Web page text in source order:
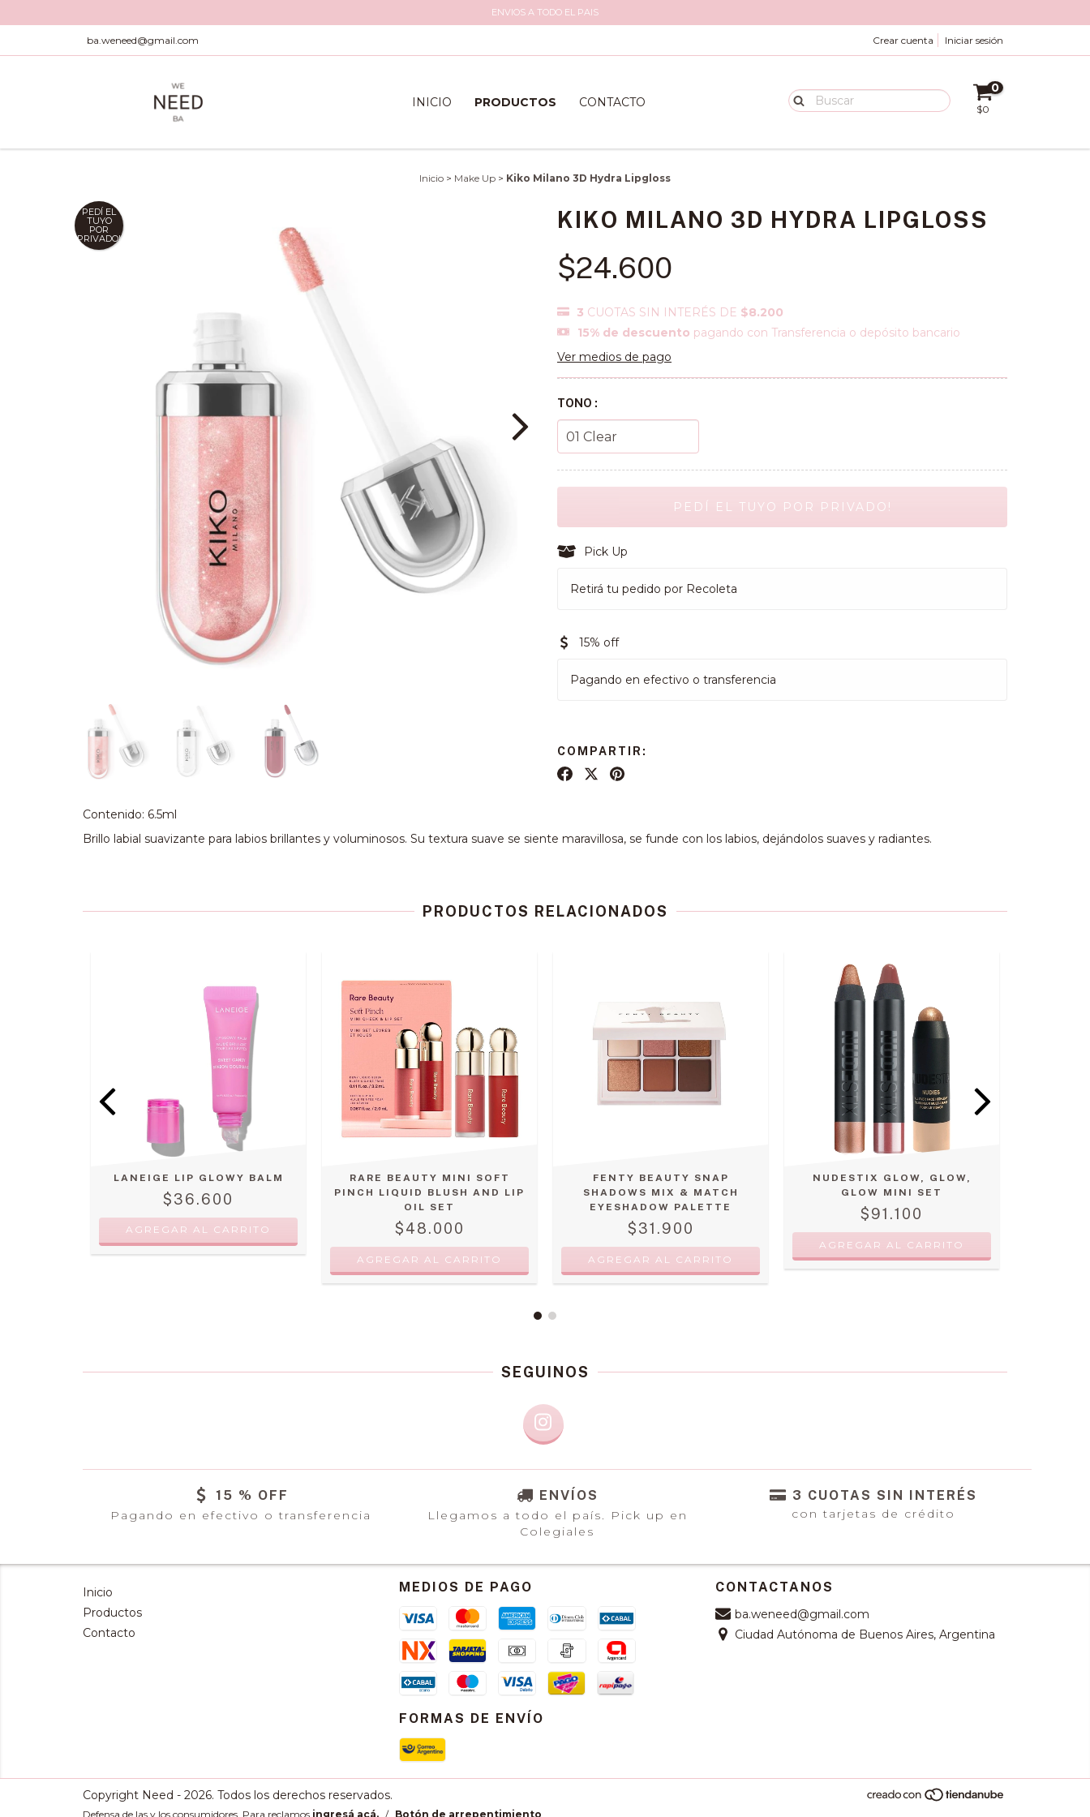
ENVIOS A TODO EL PAIS
ba.weneed@gmail.com Crear cuenta Iniciar sesión
INICIO PRODUCTOS CONTACTO
0
$0
Inicio > Make Up > Kiko Milano 3D Hydra Lipgloss
PEDÍ EL
TUYO
POR
PRIVADO!
KIKO MILANO 3D HYDRA LIPGLOSS
$24.600
3 CUOTAS SIN INTERÉS DE $8.200
15% de descuento pagando con Transferencia o depósito bancario
Ver medios de pago
TONO :
Pick Up
Retirá tu pedido por Recoleta
15% off
Pagando en efectivo o transferencia
COMPARTIR:
Contenido: 6.5ml
Brillo labial suavizante para labios brillantes y voluminosos. Su textura suave se siente maravillosa, se funde con los labios, dejándolos suaves y radiantes.
PRODUCTOS RELACIONADOS
LANEIGE LIP GLOWY BALM
$36.600
AGREGAR AL CARRITO
RARE BEAUTY MINI SOFT
PINCH LIQUID BLUSH AND LIP
OIL SET
$48.000
FENTY BEAUTY SNAP
SHADOWS MIX & MATCH
EYESHADOW PALETTE
$31.900
NUDESTIX GLOW, GLOW,
GLOW MINI SET
$91.100
SEGUINOS
15 % OFF
Pagando en efectivo o transferencia
ENVÍOS
Llegamos a todo el país. Pick up en
Colegiales
3 CUOTAS SIN INTERÉS
con tarjetas de crédito
Inicio
Productos
Contacto
MEDIOS DE PAGO
FORMAS DE ENVÍO
CONTACTANOS
ba.weneed@gmail.com
Ciudad Autónoma de Buenos Aires, Argentina
Copyright Need - 2026. Todos los derechos reservados.
Defensa de las y los consumidores. Para reclamos ingresá acá. / Botón de arrepentimiento